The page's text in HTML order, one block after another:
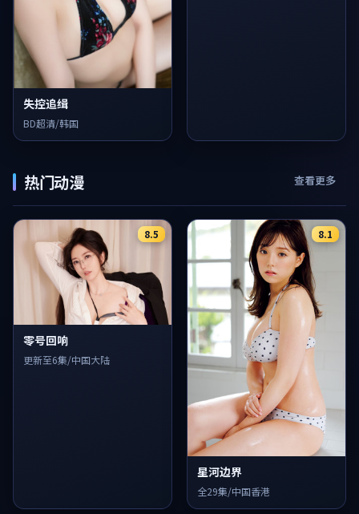
失控追缉
BD超清/韩国
热门动漫 查看更多
8.5
零号回响
更新至6集/中国大陆
8.1
星河边界
全29集/中国香港